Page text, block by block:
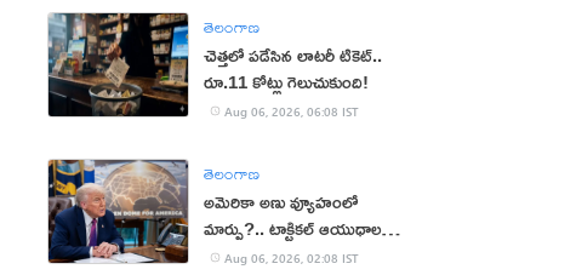
తెలంగాణ
చెత్తలో పడేసిన లాటరీ టికెట్..
రూ.11 కోట్లు గెలుచుకుంది!
Aug 06, 2026, 06:08 IST
తెలంగాణ
అమెరికా అణు వ్యూహంలో
మార్పు?.. టాక్టికల్ ఆయుధాలకు
ప్రాధాన్యం!
Aug 06, 2026, 02:08 IST